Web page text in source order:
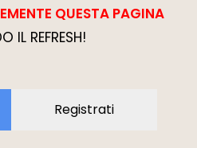
QUESTA PAGINA
IL REFRESH!
Registrati